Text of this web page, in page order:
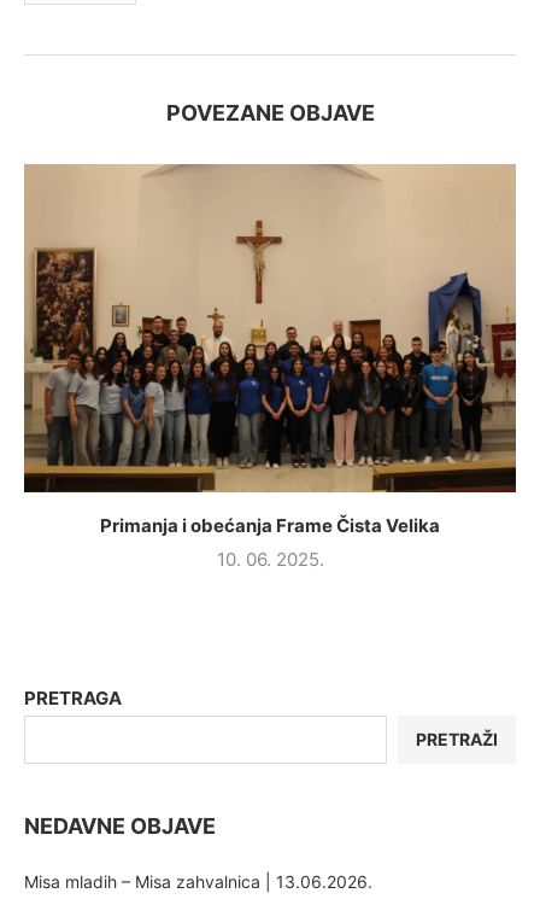
POVEZANE OBJAVE
Primanja i obećanja Frame Čista Velika
10. 06. 2025.
PRETRAGA
PRETRAŽI
NEDAVNE OBJAVE
Misa mladih – Misa zahvalnica | 13.06.2026.